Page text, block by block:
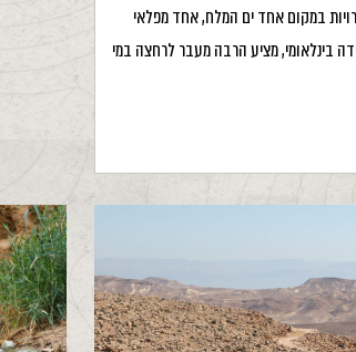
במקום אחד ים המלח, אחד מפלאי
בינלאומי, מציע הרבה מעבר לרחצה במי